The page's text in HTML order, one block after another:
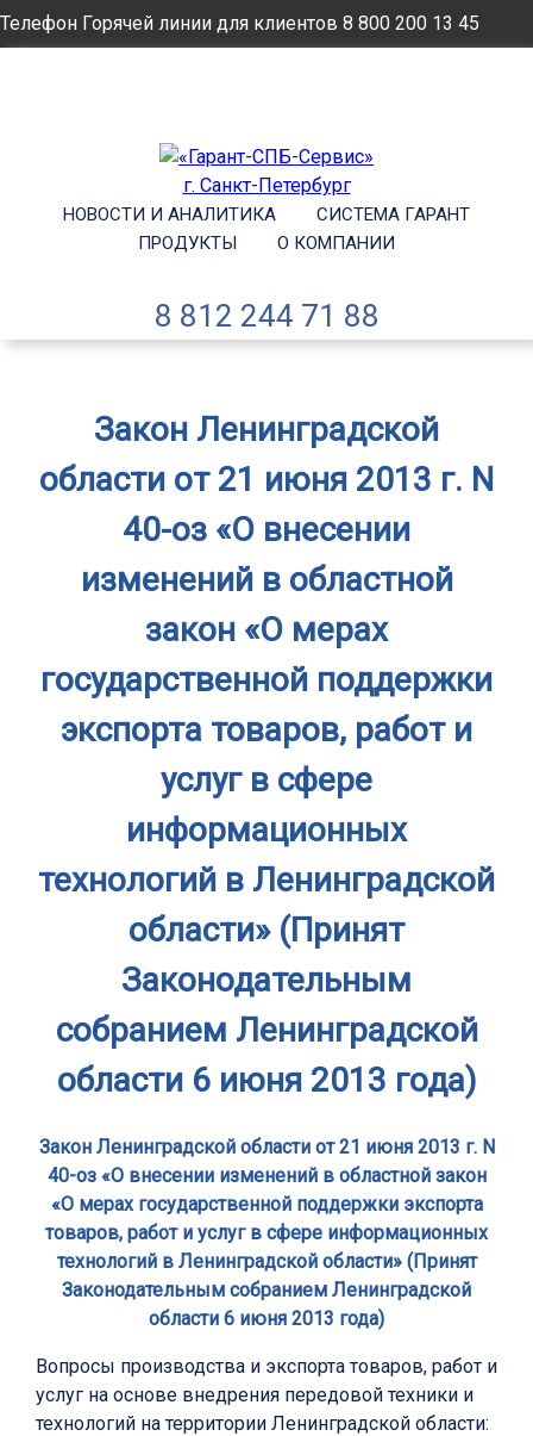
Телефон Горячей линии для клиентов 8 800 200 13 45
НОВОСТИ И АНАЛИТИКА
СИСТЕМА ГАРАНТ
ПРОДУКТЫ
О КОМПАНИИ
8 812 244 71 88
Закон Ленинградской
области от 21 июня 2013 г. N
40-оз «О внесении
изменений в областной
закон «О мерах
государственной поддержки
экспорта товаров, работ и
услуг в сфере
информационных
технологий в Ленинградской
области» (Принят
Законодательным
собранием Ленинградской
области 6 июня 2013 года)
Закон Ленинградской области от 21 июня 2013 г. N
40-оз «О внесении изменений в областной закон
«О мерах государственной поддержки экспорта
товаров, работ и услуг в сфере информационных
технологий в Ленинградской области» (Принят
Законодательным собранием Ленинградской
области 6 июня 2013 года)
Вопросы производства и экспорта товаров, работ и
услуг на основе внедрения передовой техники и
технологий на территории Ленинградской области: